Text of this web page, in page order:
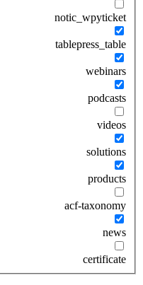
notic_wpyticket
tablepress_table
webinars
podcasts
videos
solutions
products
acf-taxonomy
news
certificate